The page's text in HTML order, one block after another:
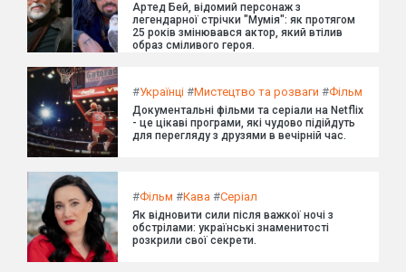
Артед Бей, відомий персонаж з
легендарної стрічки "Мумія": як протягом
25 років змінювався актор, який втілив
образ сміливого героя.
#Українці #Мистецтво та розваги #Фільм
Документальні фільми та серіали на Netflix
- це цікаві програми, які чудово підійдуть
для перегляду з друзями в вечірній час.
#Фільм #Кава #Серіал
Як відновити сили після важкої ночі з
обстрілами: українські знаменитості
розкрили свої секрети.